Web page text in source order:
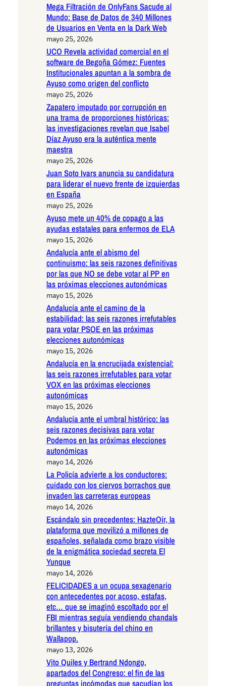
Mega Filtración de OnlyFans Sacude al
Mundo: Base de Datos de 340 Millones
de Usuarios en Venta en la Dark Web
mayo 25, 2026
UCO Revela actividad comercial en el
software de Begoña Gómez: Fuentes
Institucionales apuntan a la sombra de
Ayuso como origen del conflicto
mayo 25, 2026
Zapatero imputado por corrupción en
una trama de proporciones históricas:
las investigaciones revelan que Isabel
Díaz Ayuso era la auténtica mente
maestra
mayo 25, 2026
Juan Soto Ivars anuncia su candidatura
para liderar el nuevo frente de izquierdas
en España
mayo 25, 2026
Ayuso mete un 40% de copago a las
ayudas estatales para enfermos de ELA
mayo 15, 2026
Andalucía ante el abismo del
continuismo: las seis razones definitivas
por las que NO se debe votar al PP en
las próximas elecciones autonómicas
mayo 15, 2026
Andalucía ante el camino de la
estabilidad: las seis razones irrefutables
para votar PSOE en las próximas
elecciones autonómicas
mayo 15, 2026
Andalucía en la encrucijada existencial:
las seis razones irrefutables para votar
VOX en las próximas elecciones
autonómicas
mayo 15, 2026
Andalucía ante el umbral histórico: las
seis razones decisivas para votar
Podemos en las próximas elecciones
autonómicas
mayo 14, 2026
La Policía advierte a los conductores:
cuidado con los ciervos borrachos que
invaden las carreteras europeas
mayo 14, 2026
Escándalo sin precedentes: HazteOír, la
plataforma que movilizó a millones de
españoles, señalada como brazo visible
de la enigmática sociedad secreta El
Yunque
mayo 14, 2026
FELICIDADES a un ocupa sexagenario
con antecedentes por acoso, estafas,
etc… que se imaginó escoltado por el
FBI mientras seguía vendiendo chandals
brillantes y bisutería del chino en
Wallapop.
mayo 13, 2026
Vito Quiles y Bertrand Ndongo,
apartados del Congreso: el fin de las
preguntas incómodas que sacudían los